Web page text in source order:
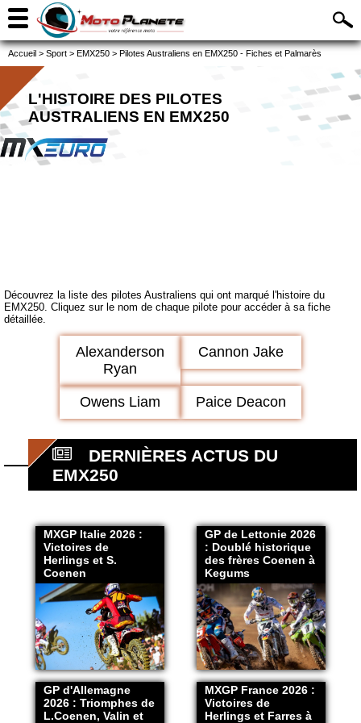
Accueil > Sport > EMX250 > Pilotes Australiens en EMX250 - Fiches et Palmarès
L'HISTOIRE DES PILOTES
AUSTRALIENS EN EMX250
Découvrez la liste des pilotes Australiens qui ont marqué l'histoire du
EMX250. Cliquez sur le nom de chaque pilote pour accéder à sa fiche
détaillée.
Alexanderson
Ryan
Cannon Jake
Owens Liam Paice Deacon
DERNIÈRES ACTUS DU
EMX250
MXGP Italie 2026 :
Victoires de
Herlings et S.
Coenen
GP de Lettonie 2026
: Doublé historique
des frères Coenen à
Kegums
GP d'Allemagne
2026 : Triomphes de
L.Coenen, Valin et
MXGP France 2026 :
Victoires de
Herlings et Farres à